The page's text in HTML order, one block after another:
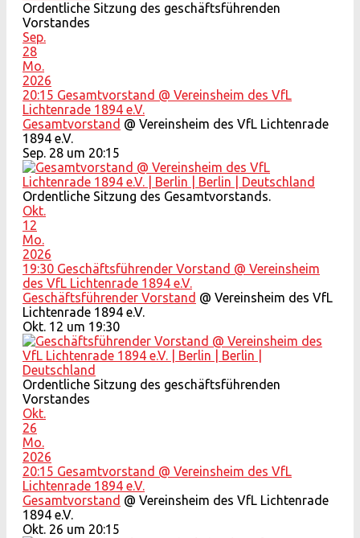
Ordentliche Sitzung des geschäftsführenden
Vorstandes
Sep.
28
Mo.
2026
20:15 Gesamtvorstand @ Vereinsheim des VfL
Lichtenrade 1894 e.V.
Gesamtvorstand @ Vereinsheim des VfL Lichtenrade
1894 e.V.
Sep. 28 um 20:15
Ordentliche Sitzung des Gesamtvorstands.
Okt.
12
Mo.
2026
19:30 Geschäftsführender Vorstand @ Vereinsheim
des VfL Lichtenrade 1894 e.V.
Geschäftsführender Vorstand @ Vereinsheim des VfL
Lichtenrade 1894 e.V.
Okt. 12 um 19:30
Ordentliche Sitzung des geschäftsführenden
Vorstandes
Okt.
26
Mo.
2026
20:15 Gesamtvorstand @ Vereinsheim des VfL
Lichtenrade 1894 e.V.
Gesamtvorstand @ Vereinsheim des VfL Lichtenrade
1894 e.V.
Okt. 26 um 20:15